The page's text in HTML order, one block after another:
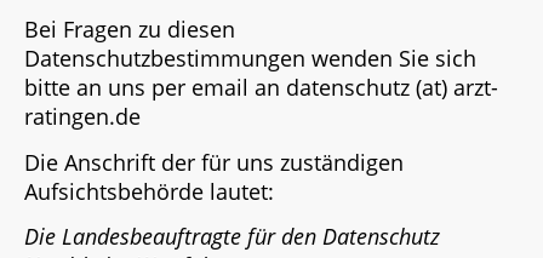
Bei Fragen zu diesen
Datenschutzbestimmungen wenden Sie sich
bitte an uns per email an datenschutz (at) arzt-
ratingen.de
Die Anschrift der für uns zuständigen
Aufsichtsbehörde lautet:
Die Landesbeauftragte für den Datenschutz